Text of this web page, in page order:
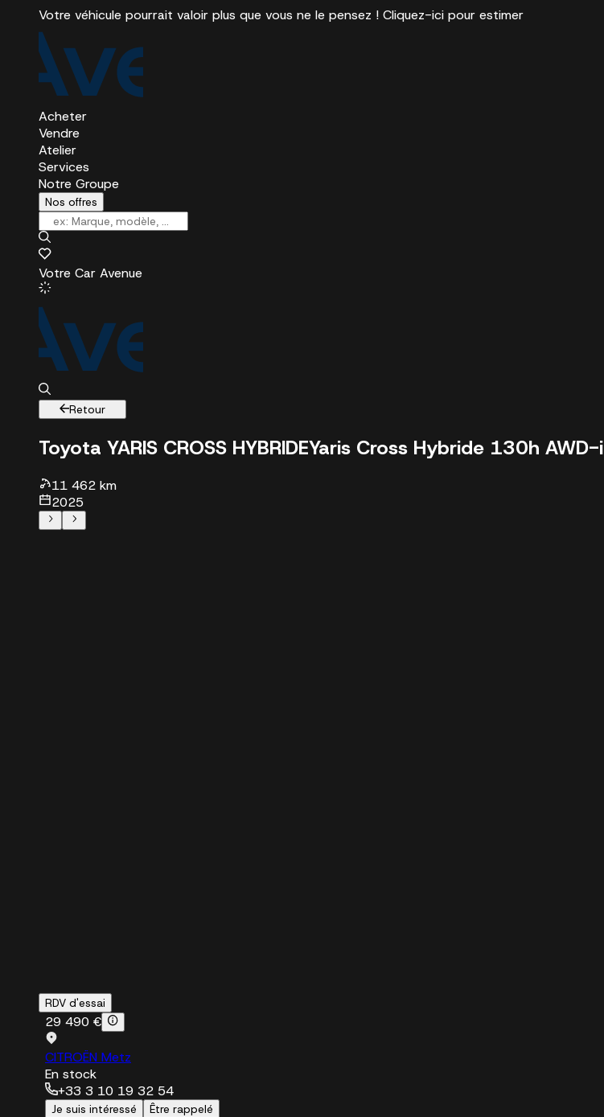
Votre véhicule pourrait valoir plus que vous ne le pensez ! Cliquez-ici pour estimer
Acheter
Vendre
Atelier
Services
Notre Groupe
Nos offres
Votre Car Avenue
Retour
Toyota YARIS CROSS HYBRIDEYaris Cross Hybride 130h AWD-i
11 462 km
2025
RDV d'essai
29 490 €
CITROËN Metz
En stock
+33 3 10 19 32 54
Je suis intéressé Être rappelé